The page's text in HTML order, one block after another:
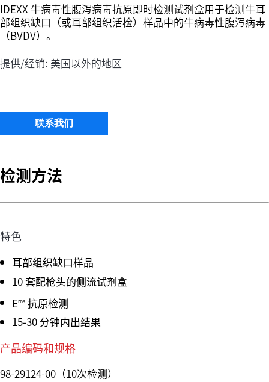
IDEXX 牛病毒性腹泻病毒抗原即时检测试剂盒用于检测牛耳
部组织缺口（或耳部组织活检）样品中的牛病毒性腹泻病毒
（BVDV）。
提供/经销: 美国以外的地区
联系我们
检测方法
特色
耳部组织缺口样品
10 套配枪头的侧流试剂盒
Erns 抗原检测
15-30 分钟内出结果
产品编码和规格
98-29124-00（10次检测）